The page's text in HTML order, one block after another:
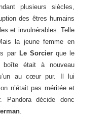
plusieurs siècles,
des êtres humains
et invulnérables. Telle
la jeune femme en
par Le Sorcierque le
était à nouveau
au cœur pur. Il lui
n’était pas méritée et
décide donc
.